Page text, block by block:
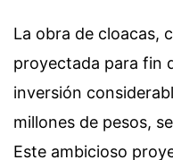
La obra de cloacas,
proyectada para fin
inversión
millones de pesos,
Este ambicioso